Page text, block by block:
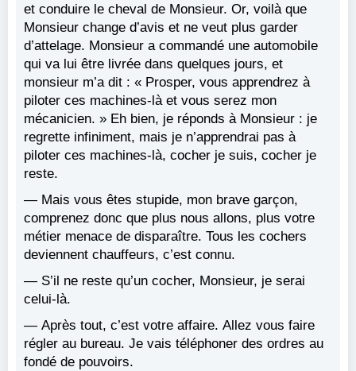
et conduire le cheval de Monsieur. Or, voilà que
Monsieur change d’avis et ne veut plus garder
d’attelage. Monsieur a commandé une automobile
qui va lui être livrée dans quelques jours, et
monsieur m’a dit : « Prosper, vous apprendrez à
piloter ces machines-là et vous serez mon
mécanicien. » Eh bien, je réponds à Monsieur : je
regrette infiniment, mais je n’apprendrai pas à
piloter ces machines-là, cocher je suis, cocher je
reste.
— Mais vous êtes stupide, mon brave garçon,
comprenez donc que plus nous allons, plus votre
métier menace de disparaître. Tous les cochers
deviennent chauffeurs, c’est connu.
— S’il ne reste qu’un cocher, Monsieur, je serai
celui-là.
— Après tout, c’est votre affaire. Allez vous faire
régler au bureau. Je vais téléphoner des ordres au
fondé de pouvoirs.